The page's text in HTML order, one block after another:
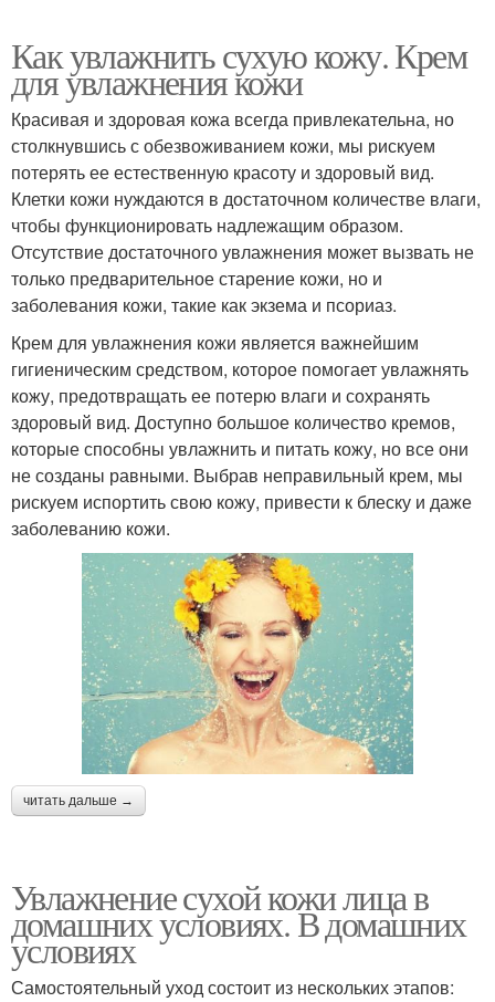
Как увлажнить сухую кожу. Крем
для увлажнения кожи
Красивая и здоровая кожа всегда привлекательна, но
столкнувшись с обезвоживанием кожи, мы рискуем
потерять ее естественную красоту и здоровый вид.
Клетки кожи нуждаются в достаточном количестве влаги,
чтобы функционировать надлежащим образом.
Отсутствие достаточного увлажнения может вызвать не
только предварительное старение кожи, но и
заболевания кожи, такие как экзема и псориаз.
Крем для увлажнения кожи является важнейшим
гигиеническим средством, которое помогает увлажнять
кожу, предотвращать ее потерю влаги и сохранять
здоровый вид. Доступно большое количество кремов,
которые способны увлажнить и питать кожу, но все они
не созданы равными. Выбрав неправильный крем, мы
рискуем испортить свою кожу, привести к блеску и даже
заболеванию кожи.
читать дальше →
Увлажнение сухой кожи лица в
домашних условиях. В домашних
условиях
Самостоятельный уход состоит из нескольких этапов: